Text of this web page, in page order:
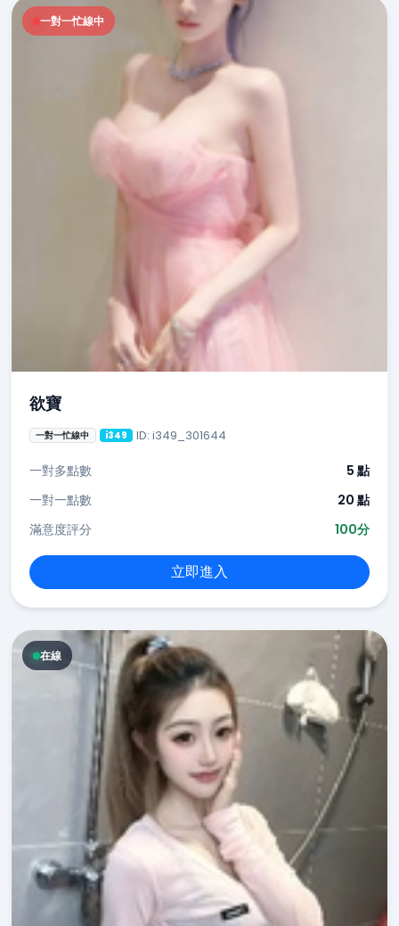
一對一忙線中
欲寶
一對一忙線中 i349 ID: i349_301644
一對多點數
5 點
一對一點數
20 點
滿意度評分
100分
立即進入
在線